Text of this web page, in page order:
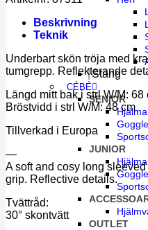
Stäng
CÉBÉ
SENIOR
JUNIOR
OUTLET
Beskrivning
Teknik
Underbart skön tröja med
tumgrepp. Reflekterande
Längd mitt bak i strl W/M: 68
Bröstvidd i strl W/M: 48 cm
Tillverkad i Europa
—
A soft and cosy long
grip. Reflective details.
Tvättråd:
30° skontvätt